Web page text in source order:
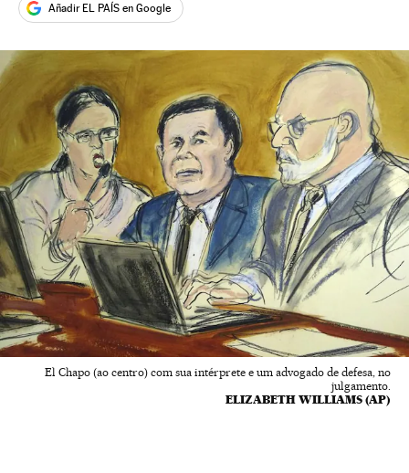
Añadir EL PAÍS en Google
El Chapo (ao centro) com sua intérprete e um advogado de defesa, no
julgamento.
ELIZABETH WILLIAMS (AP)